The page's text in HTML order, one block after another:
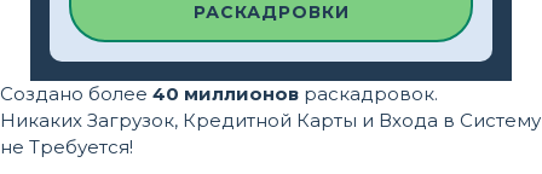
РАСКАДРОВКИ
Создано более 40 миллионов раскадровок.
Никаких Загрузок, Кредитной Карты и Входа в Систему
не Требуется!